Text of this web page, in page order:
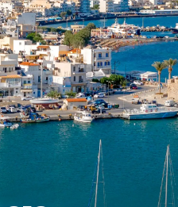
Espanha
Milão
Itália
Porto
Portugal
Ver todos os destinos